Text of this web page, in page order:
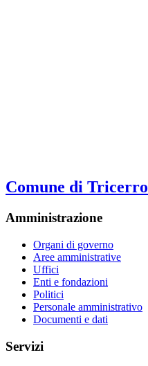
Comune di Tricerro
Amministrazione
Organi di governo
Aree amministrative
Uffici
Enti e fondazioni
Politici
Personale amministrativo
Documenti e dati
Servizi